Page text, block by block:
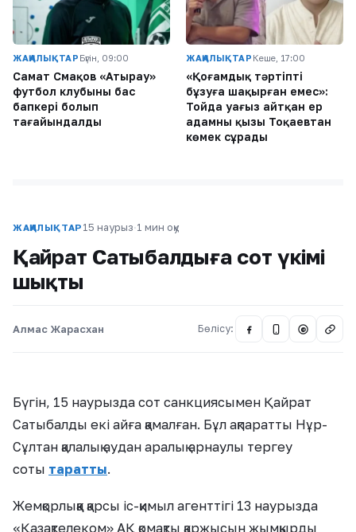
ЖАҢАЛЫҚТАР Бүгін, 09:00
Самат Смақов «Атырау»
футбол клубының бас
бапкері болып
тағайындалды
ЖАҢАЛЫҚТАР Кеше, 17:00
«Қоғамдық тәртіпті
бұзуға шақырған емес»:
Тойда уағыз айтқан ер
адамның қызы Тоқаевтан
көмек сұрады
ЖАҢАЛЫҚТАР 15 наурыз·1 мин оқу
Қайрат Сатыбалдыға сот үкімі
шықты
Алмас Жарасхан Бөлісу: @
Бүгін, 15 наурызда сот санкциясымен Қайрат
Сатыбалды екі айға қамалған. Бұл ақпаратты Нұр-
Сұлтан қалалық аудан аралық арнаулы тергеу
соты таратты.
Жемқорлыққа қарсы іс-қимыл агенттігі 13 наурызда
«Қазақтелеком» АҚ қомақты қаржысын жымқырды